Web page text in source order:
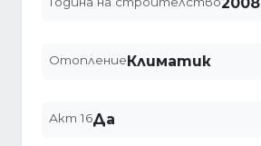
ОтоплениеКлиматик
Акт 16Да